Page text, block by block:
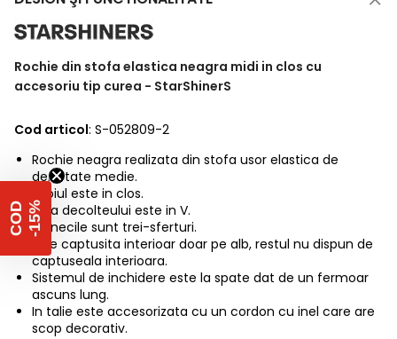
Rochie din stofa elastica neagra midi in clos cu
accesoriu tip curea - StarShinerS
Cod articol: S-052809-2
Rochie neagra realizata din stofa usor elastica de
densitate medie.
Croiul este in clos.
Linia decolteului este in V.
Manecile sunt trei-sferturi.
Este captusita interioar doar pe alb, restul nu dispun de
captuseala interioara.
Sistemul de inchidere este la spate dat de un fermoar
ascuns lung.
In talie este accesorizata cu un cordon cu inel care are
scop decorativ.
C
O
D
-
1
5 %